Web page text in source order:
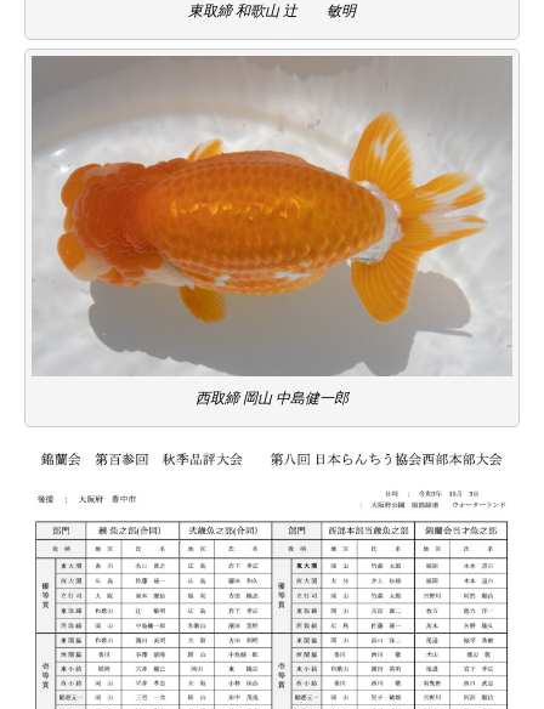
東取締 和歌山 辻 敏明
西取締 岡山 中島健一郎